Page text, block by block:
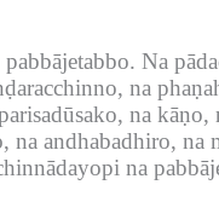
Na
na
na
na andhabadhiro,
na